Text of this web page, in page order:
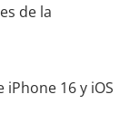
de la
16 y iOS